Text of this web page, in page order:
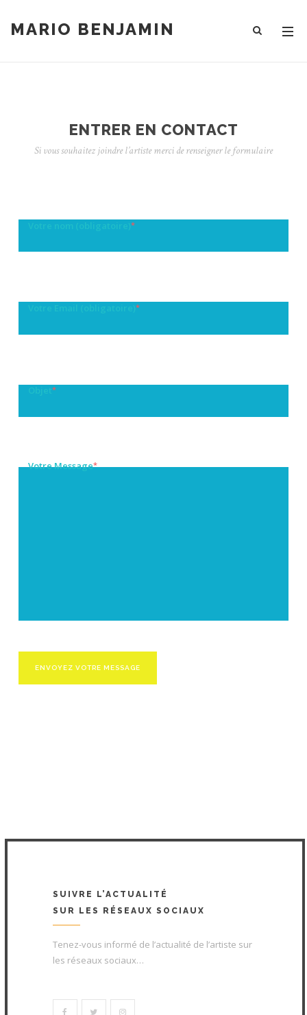
MARIO BENJAMIN
ENTRER EN CONTACT
Si vous souhaitez joindre l’artiste merci de renseigner le formulaire
Votre nom (obligatoire)*
Votre Email (obligatoire)*
Objet*
Votre Message*
SUIVRE L’ACTUALITÉ
SUR LES RÉSEAUX SOCIAUX
Tenez-vous informé de l’actualité de l’artiste sur
les réseaux sociaux…